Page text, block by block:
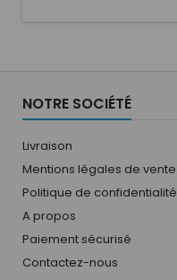
pour la rigidité et la
légèreté, la Fullrace TA
utilisée sur différents...
NOTRE SOCIÉTÉ
Livraison
Mentions légales de vente
Politique de confidentialité
A propos
Paiement sécurisé
Contactez-nous